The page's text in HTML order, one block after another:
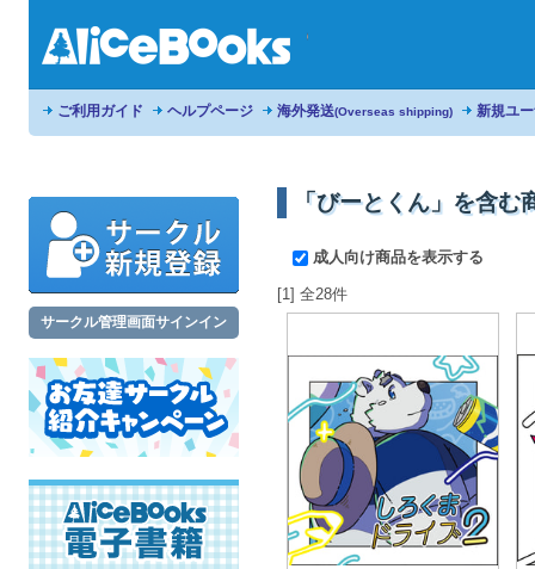
ご利用ガイド ヘルプページ 海外発送(Overseas shipping) 新規ユ
サークル管理画面サインイン
「びーとくん」を含む
成人向け商品を表示する
[1] 全28件